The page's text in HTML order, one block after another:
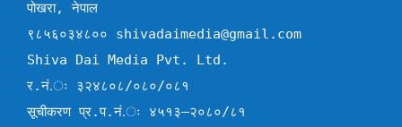
पोखरा, नेपाल
९८५६०३४८०० shivadaimedia@gmail.com
Shiva Dai Media Pvt. Ltd.
र.नं.ः ३२४८०८/०८०/०८१
सूचीकरण प्र.प.नं.ः ४५१३–२०८०/८१